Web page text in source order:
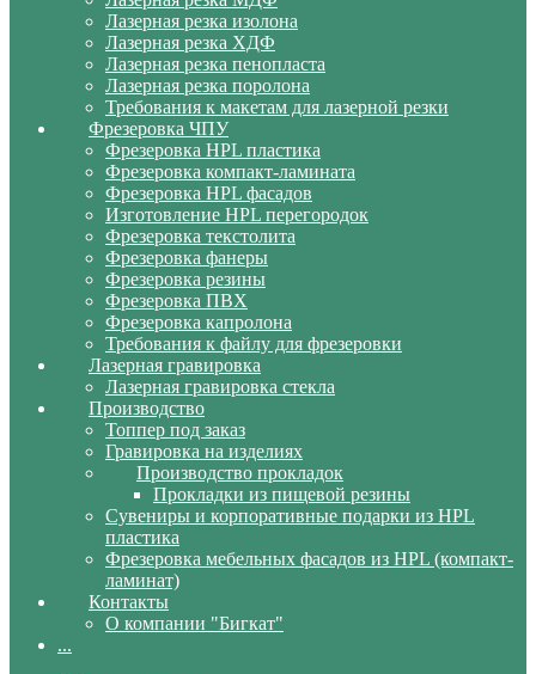
Лазерная резка изолона
Лазерная резка ХДФ
Лазерная резка пенопласта
Лазерная резка поролона
Требования к макетам для лазерной резки
Фрезеровка ЧПУ
Фрезеровка HPL пластика
Фрезеровка компакт-ламината
Фрезеровка HPL фасадов
Изготовление HPL перегородок
Фрезеровка текстолита
Фрезеровка фанеры
Фрезеровка резины
Фрезеровка ПВХ
Фрезеровка капролона
Требования к файлу для фрезеровки
Лазерная гравировка
Лазерная гравировка стекла
Производство
Топпер под заказ
Гравировка на изделиях
Производство прокладок
Прокладки из пищевой резины
Сувениры и корпоративные подарки из HPL
пластика
Фрезеровка мебельных фасадов из HPL (компакт-
ламинат)
Контакты
О компании "Бигкат"
...